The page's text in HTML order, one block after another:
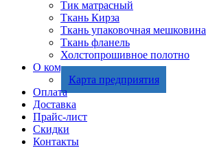
Тик матрасный
Ткань Кирза
Ткань упаковочная мешковина
Ткань фланель
Холстопрошивное полотно
О компании
Карта предприятия
Оплата
Доставка
Прайс-лист
Скидки
Контакты